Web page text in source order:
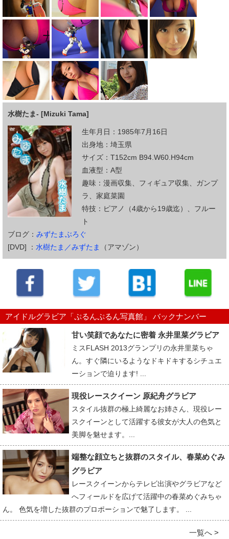
水樹たま- [Mizuki Tama]
生年月日：1985年7月16日
出身地：埼玉県
サイズ：T152cm B94.W60.H94cm
血液型：A型
趣味：漫画収集、フィギュア収集、ガンプ
ラ、家庭菜園
特技：ピアノ（4歳から19歳迄）、フルー
ト
ブログ： みずたまぶろぐ
[DVD] ： 水樹たま／みずたま （アマゾン）
アイドルグラビア「ぷるんぷるん写真館」 バックナンバー
甘い笑顔であなたに密着 永井里菜グラビア
ミスFLASH 2013グランプリの永井里菜ちゃ
ん。すぐ隣にいるようなドキドキするシチュエ
ーションで迫ります! ...
現役レースクイーン 原紀舟グラビア
スタイル抜群の極上綺麗なお姉さん、現役レー
スクイーンとして活躍する彼女が大人の色気と
美脚を魅せます。...
端整な顔立ちと抜群のスタイル、春菜めぐみ
グラビア
レースクイーンからテレビ出演やグラビアなど
へフィールドを広げて活躍中の春菜めぐみちゃ
ん。 色気を増した抜群のプロポーションで魅了します。 ...
一覧へ >